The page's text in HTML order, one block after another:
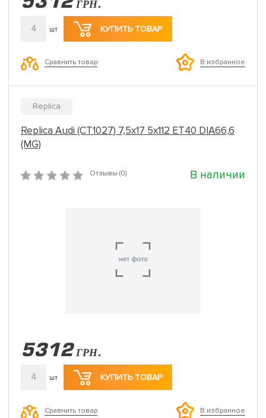
ГРН.
4 шт КУПИТЬ ТОВАР
Сравнить товар В избранное
Replica
Replica Audi (CT1027) 7,5x17 5x112 ET40 DIA66,6
(MG)
Отзывы (0) В наличии
5312 ГРН.
4 шт КУПИТЬ ТОВАР
Сравнить товар В избранное